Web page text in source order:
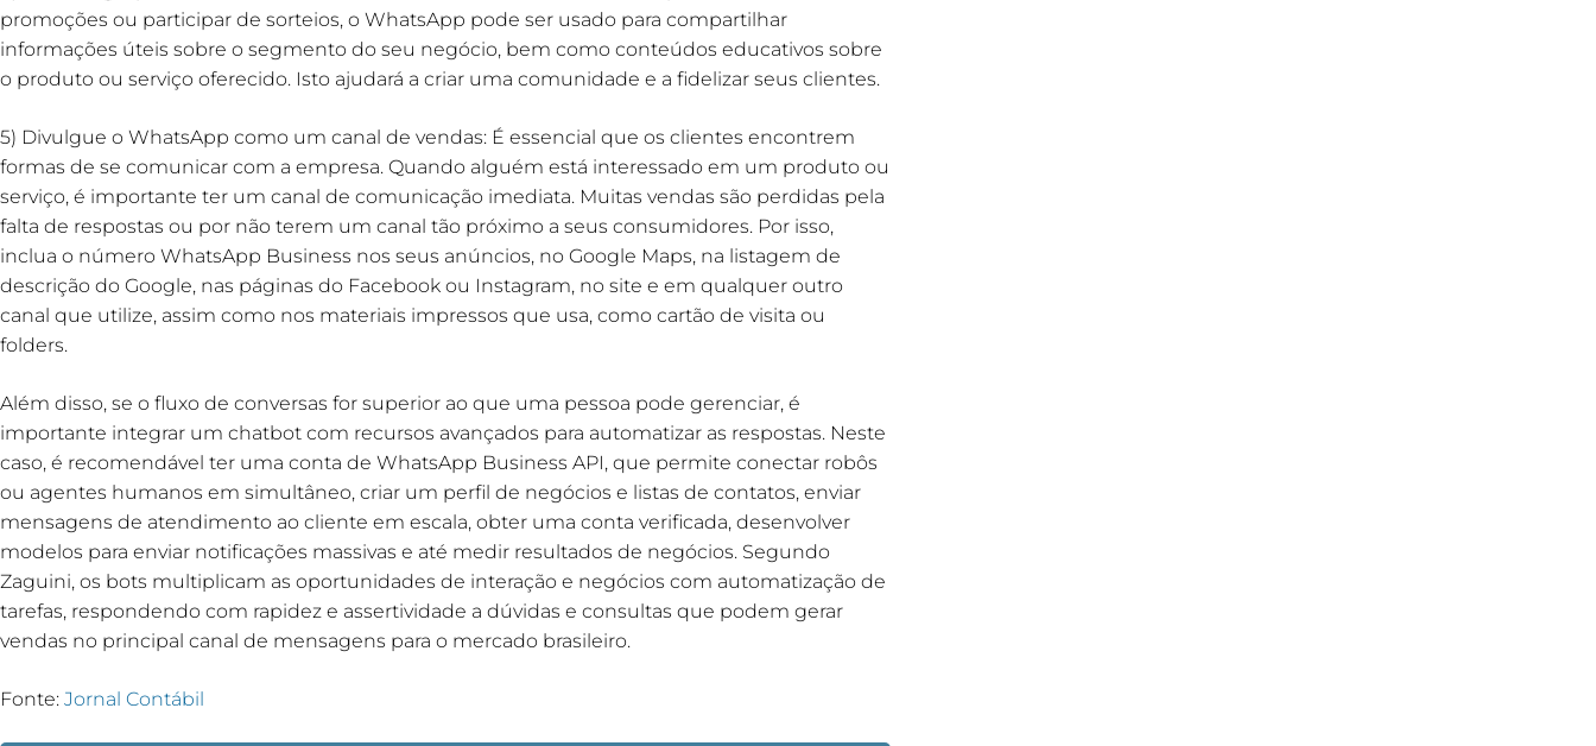
promoções ou participar de sorteios, o WhatsApp pode ser usado para compartilhar
informações úteis sobre o segmento do seu negócio, bem como conteúdos educativos sobre
o produto ou serviço oferecido. Isto ajudará a criar uma comunidade e a fidelizar seus clientes.
5) Divulgue o WhatsApp como um canal de vendas: É essencial que os clientes encontrem
formas de se comunicar com a empresa. Quando alguém está interessado em um produto ou
serviço, é importante ter um canal de comunicação imediata. Muitas vendas são perdidas pela
falta de respostas ou por não terem um canal tão próximo a seus consumidores. Por isso,
inclua o número WhatsApp Business nos seus anúncios, no Google Maps, na listagem de
descrição do Google, nas páginas do Facebook ou Instagram, no site e em qualquer outro
canal que utilize, assim como nos materiais impressos que usa, como cartão de visita ou
folders.
Além disso, se o fluxo de conversas for superior ao que uma pessoa pode gerenciar, é
importante integrar um chatbot com recursos avançados para automatizar as respostas. Neste
caso, é recomendável ter uma conta de WhatsApp Business API, que permite conectar robôs
ou agentes humanos em simultâneo, criar um perfil de negócios e listas de contatos, enviar
mensagens de atendimento ao cliente em escala, obter uma conta verificada, desenvolver
modelos para enviar notificações massivas e até medir resultados de negócios. Segundo
Zaguini, os bots multiplicam as oportunidades de interação e negócios com automatização de
tarefas, respondendo com rapidez e assertividade a dúvidas e consultas que podem gerar
vendas no principal canal de mensagens para o mercado brasileiro.
Fonte: Jornal Contábil